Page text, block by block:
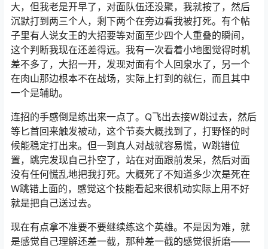
大，但我老是开早了，对面队伍还没聚，我就按了，然后
沉默打到两三个人，剩下两个在旁边看我被打死。有个帖
子里有人说女王的大招要等对面至少四个人重叠的瞬间，
这个判断我现在还差得远。我有一次看着小地图觉得时机
差不多了，大招一开，发现对面有个人回泉水了，另一个
在肉山那边根本不在战场，实际上打到的就仨，而且其中
一个是辅助。
连招的手感倒是练出来一点了。Q飞出去接W跳过去，然后
等匕首回来触发被动，这个节奏大概找到了，打野怪的时
候能稳定打出来。但一到真人对战就容易慌，W跳错位
置，跳完发现自己扑空了，站在对面跟前发呆，然后对面
没有任何慌乱地把我打死。大概死了不知道多少次是死在
W跳错上面的，感觉这个技能看起来很机动实际上用不好
就是把自己送过去。
现在有点拿不准要不要继续练这个英雄。不是因为难，就
是感觉自己理解还差一截，那种差一截的感觉很折磨——